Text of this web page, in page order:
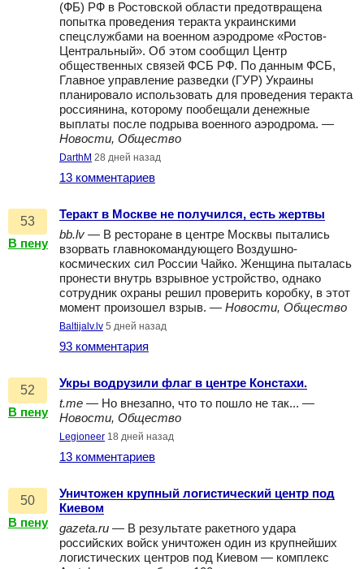
(ФБ) РФ в Ростовской области предотвращена
попытка проведения теракта украинскими
спецслужбами на военном аэродроме «Ростов-
Центральный». Об этом сообщил Центр
общественных связей ФСБ РФ. По данным ФСБ,
Главное управление разведки (ГУР) Украины
планировало использовать для проведения теракта
россиянина, которому пообещали денежные
выплаты после подрыва военного аэродрома. —
Новости, Общество
DarthM 28 дней назад
13 комментариев
53
В пену
Теракт в Москве не получился, есть жертвы
bb.lv — В ресторане в центре Москвы пытались
взорвать главнокомандующего Воздушно-
космических сил России Чайко. Женщина пыталась
пронести внутрь взрывное устройство, однако
сотрудник охраны решил проверить коробку, в этот
момент произошел взрыв. — Новости, Общество
Baltijalv.lv 5 дней назад
93 комментария
52
В пену
Укры водрузили флаг в центре Констахи.
t.me — Но внезапно, что то пошло не так... —
Новости, Общество
Legioneer 18 дней назад
13 комментариев
50
В пену
Уничтожен крупный логистический центр под
Киевом
gazeta.ru — В результате ракетного удара
российских войск уничтожен один из крупнейших
логистических центров под Киевом — комплекс